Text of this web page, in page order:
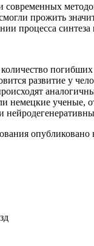
прожить
процесса
развитие у
немецкие ученые,